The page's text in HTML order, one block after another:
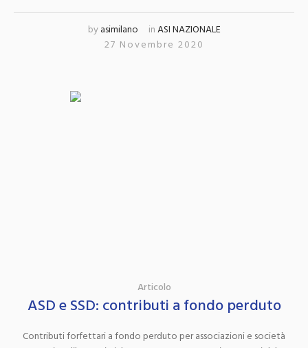
byasimilano inASI NAZIONALE
27 Novembre 2020
Articolo
ASD e SSD: contributi a fondo perduto
Contributi forfettari a fondo perduto per associazioni e società